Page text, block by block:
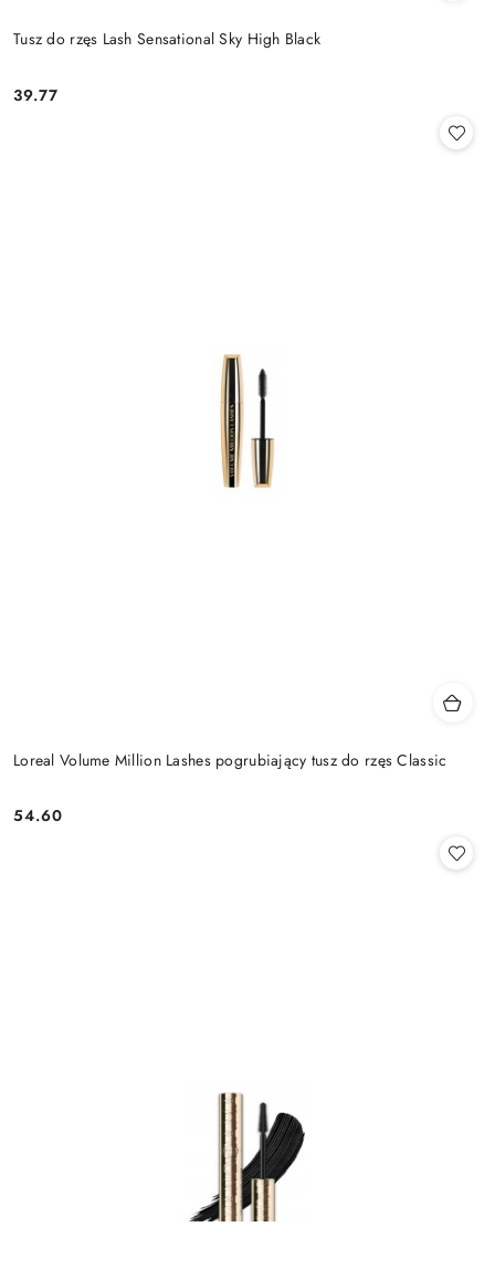
Tusz do rzęs Lash Sensational Sky High Black
Cena:
39.77
Loreal Volume Million Lashes pogrubiający tusz do rzęs Classic
Cena:
54.60